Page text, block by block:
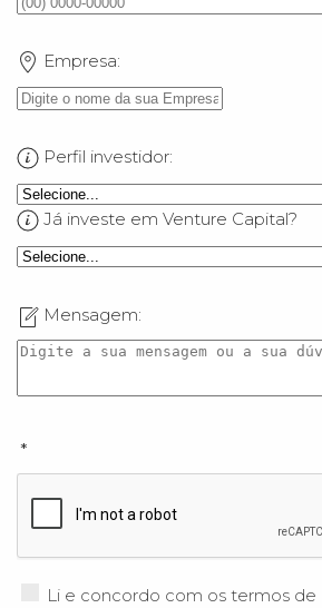
Empresa:
Perfil investidor:
Já investe em Venture Capital?
Mensagem:
*
Li e concordo com os termos de